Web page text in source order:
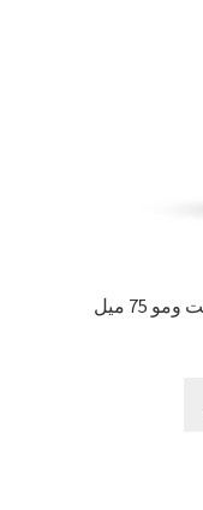
75 میل